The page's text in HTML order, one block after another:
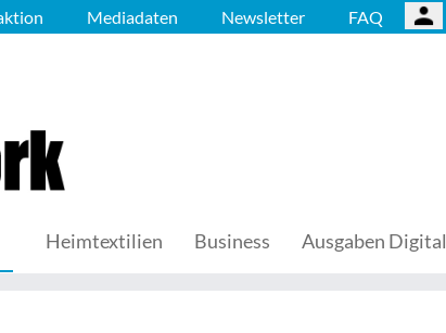
Mediadaten Newsletter FAQ
Heimtextilien Business Ausgaben Digital